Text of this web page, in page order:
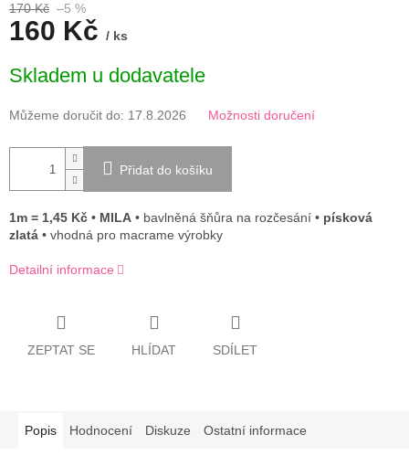
170 Kč –5 %
160 Kč / ks
cena:
Skladem u dodavatele
Můžeme doručit do: 17.8.2026 Možnosti doručení
Přidat do košíku
1m = 1,45 Kč • MILA • bavlněná šňůra na rozčesání • písková
zlatá • vhodná pro macrame výrobky
Detailní informace
ZEPTAT SE HLÍDAT SDÍLET
Popis Hodnocení Diskuze Ostatní informace